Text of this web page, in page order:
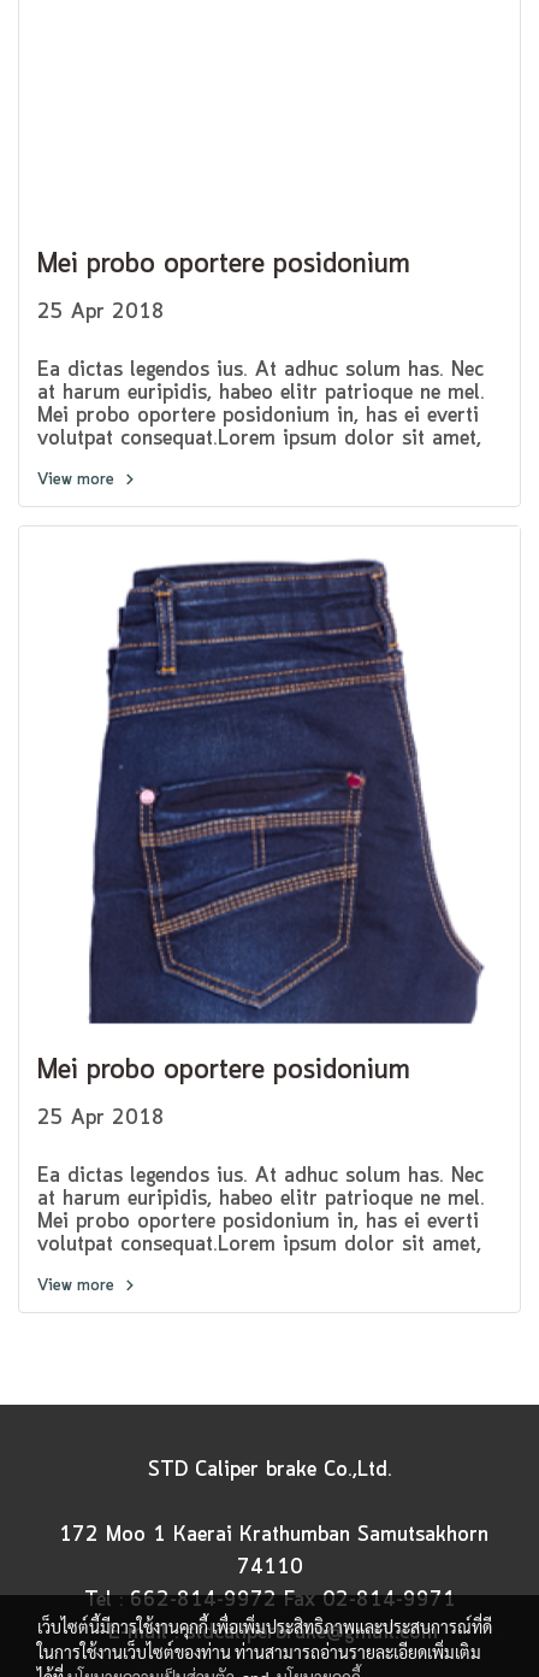
Mei probo oportere posidonium
25 Apr 2018
Ea dictas legendos ius. At adhuc solum has. Nec
at harum euripidis, habeo elitr patrioque ne mel.
Mei probo oportere posidonium in, has ei everti
volutpat consequat.Lorem ipsum dolor sit amet,
Ea dictas legendos ius. At adhuc solum has.
View more
Mei probo oportere posidonium
25 Apr 2018
Ea dictas legendos ius. At adhuc solum has. Nec
at harum euripidis, habeo elitr patrioque ne mel.
Mei probo oportere posidonium in, has ei everti
volutpat consequat.Lorem ipsum dolor sit amet,
Ea dictas legendos ius. At adhuc solum has.
View more
STD Caliper brake Co.,Ltd.
172 Moo 1 Kaerai Krathumban Samutsakhorn
74110
Tel :662-814-9972Fax02-814-9971
E-mail :stdcaliperbrake@gmail.com
เว็บไซต์นี้มีการใช้งานคุกกี้ เพื่อเพิ่มประสิทธิภาพและประสบการณ์ที่ดี
ในการใช้งานเว็บไซต์ของท่าน ท่านสามารถอ่านรายละเอียดเพิ่มเติม